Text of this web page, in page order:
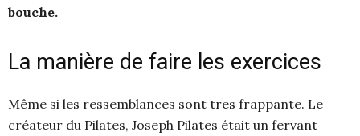
bouche.
La manière de faire les exercices
Même si les ressemblances sont tres frappante. Le
créateur du Pilates, Joseph Pilates était un fervant